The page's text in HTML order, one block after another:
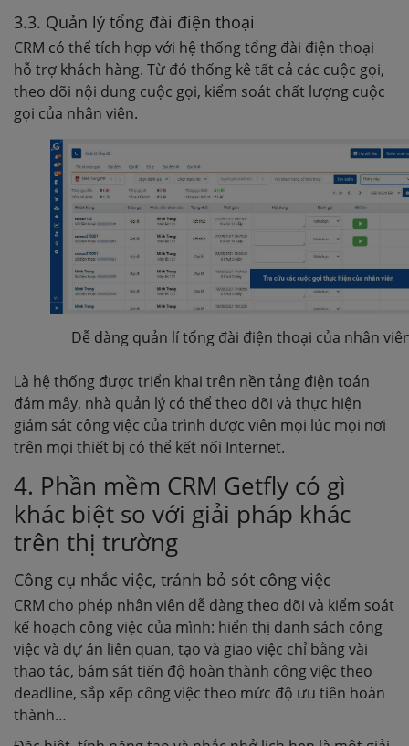
3.3. Quản lý tổng đài điện thoại
CRM có thể tích hợp với hệ thống tổng đài điện thoại
hỗ trợ khách hàng. Từ đó thống kê tất cả các cuộc gọi,
theo dõi nội dung cuộc gọi, kiểm soát chất lượng cuộc
gọi của nhân viên.
Dễ dàng quản lí tổng đài điện thoại của nhân
Là hệ thống được triển khai trên nền tảng điện toán
đám mây, nhà quản lý có thể theo dõi và thực hiện
giám sát công việc của trình dược viên mọi lúc mọi nơi
trên mọi thiết bị có thể kết nối Internet.
4. Phần mềm CRM Getfly có gì
khác biệt so với giải pháp khác
trên thị trường
Công cụ nhắc việc, tránh bỏ sót công việc
CRM cho phép nhân viên dễ dàng theo dõi và kiểm soát
kế hoạch công việc của mình: hiển thị danh sách công
việc và dự án liên quan, tạo và giao việc chỉ bằng vài
thao tác, bám sát tiến độ hoàn thành công việc theo
deadline, sắp xếp công việc theo mức độ ưu tiên hoàn
thành…